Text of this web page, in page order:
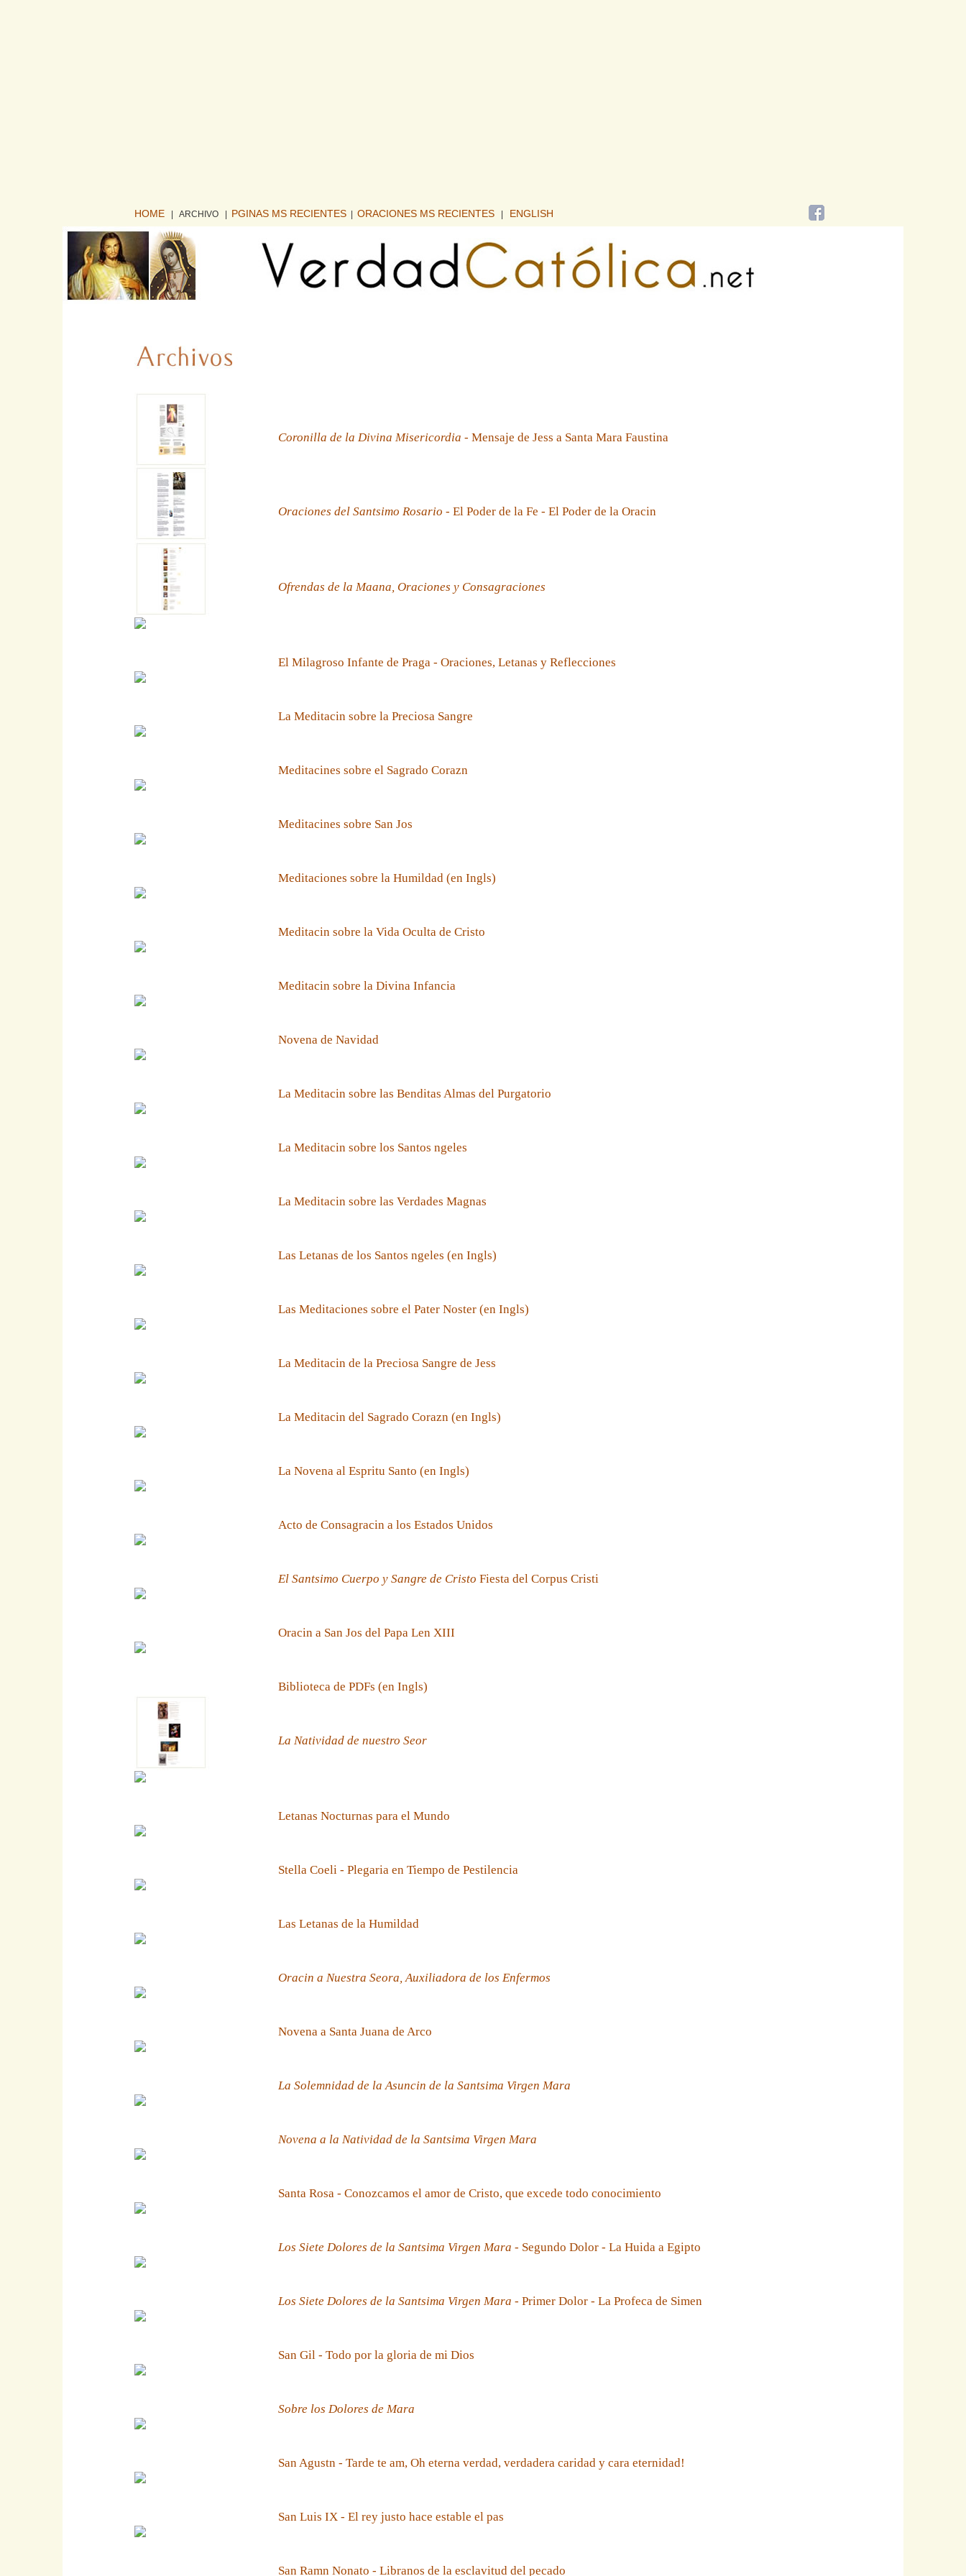
HOME | ARCHIVO PGINAS MS RECIENTES ORACIONES MS RECIENTES ENGLISH
Coronilla de la Divina Misericordia - Mensaje de Jess a Santa Mara Faustina
Oraciones del Santsimo Rosario - El Poder de la Fe - El Poder de la Oracin
Ofrendas de la Maana, Oraciones y Consagraciones
El Milagroso Infante de Praga - Oraciones, Letanas y Reflecciones
La Meditacin sobre la Preciosa Sangre
Meditacines sobre el Sagrado Corazn
Meditacines sobre San Jos
Meditaciones sobre la Humildad (en Ingls)
Meditacin sobre la Vida Oculta de Cristo
Meditacin sobre la Divina Infancia
Novena de Navidad
La Meditacin sobre las Benditas Almas del Purgatorio
La Meditacin sobre los Santos ngeles
La Meditacin sobre las Verdades Magnas
Las Letanas de los Santos ngeles (en Ingls)
Las Meditaciones sobre el Pater Noster (en Ingls)
La Meditacin de la Preciosa Sangre de Jess
La Meditacin del Sagrado Corazn (en Ingls)
La Novena al Espritu Santo (en Ingls)
Acto de Consagracin a los Estados Unidos
El Santsimo Cuerpo y Sangre de Cristo Fiesta del Corpus Cristi
Oracin a San Jos del Papa Len XIII
Biblioteca de PDFs (en Ingls)
La Natividad de nuestro Seor
Letanas Nocturnas para el Mundo
Stella Coeli - Plegaria en Tiempo de Pestilencia
Las Letanas de la Humildad
Oracin a Nuestra Seora, Auxiliadora de los Enfermos
Novena a Santa Juana de Arco
La Solemnidad de la Asuncin de la Santsima Virgen Mara
Novena a la Natividad de la Santsima Virgen Mara
Santa Rosa - Conozcamos el amor de Cristo, que excede todo conocimiento
Los Siete Dolores de la Santsima Virgen Mara - Segundo Dolor - La Huida a Egipto
Los Siete Dolores de la Santsima Virgen Mara - Primer Dolor - La Profeca de Simen
San Gil - Todo por la gloria de mi Dios
Sobre los Dolores de Mara
San Agustn - Tarde te am, Oh eterna verdad, verdadera caridad y cara eternidad!
San Luis IX - El rey justo hace estable el pas
San Ramn Nonato - Libranos de la esclavitud del pecado